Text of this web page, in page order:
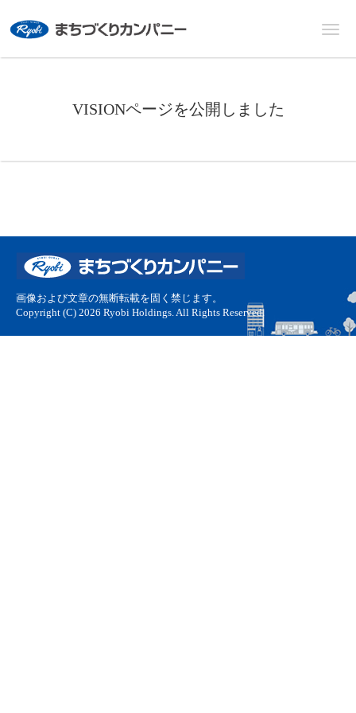
VISIONページを公開しました
画像および文章の無断転載を固く禁じます。
Copyright (C) 2026 Ryobi Holdings. All Rights Reserved.